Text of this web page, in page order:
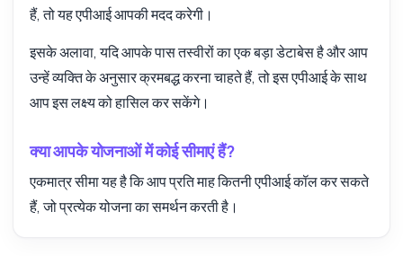
हैं, तो यह एपीआई आपकी मदद करेगी।
इसके अलावा, यदि आपके पास तस्वीरों का एक बड़ा डेटाबेस है और आप
उन्हें व्यक्ति के अनुसार क्रमबद्ध करना चाहते हैं, तो इस एपीआई के साथ
आप इस लक्ष्य को हासिल कर सकेंगे।
क्या आपके योजनाओं में कोई सीमाएं हैं?
एकमात्र सीमा यह है कि आप प्रति माह कितनी एपीआई कॉल कर सकते
हैं, जो प्रत्येक योजना का समर्थन करती है।